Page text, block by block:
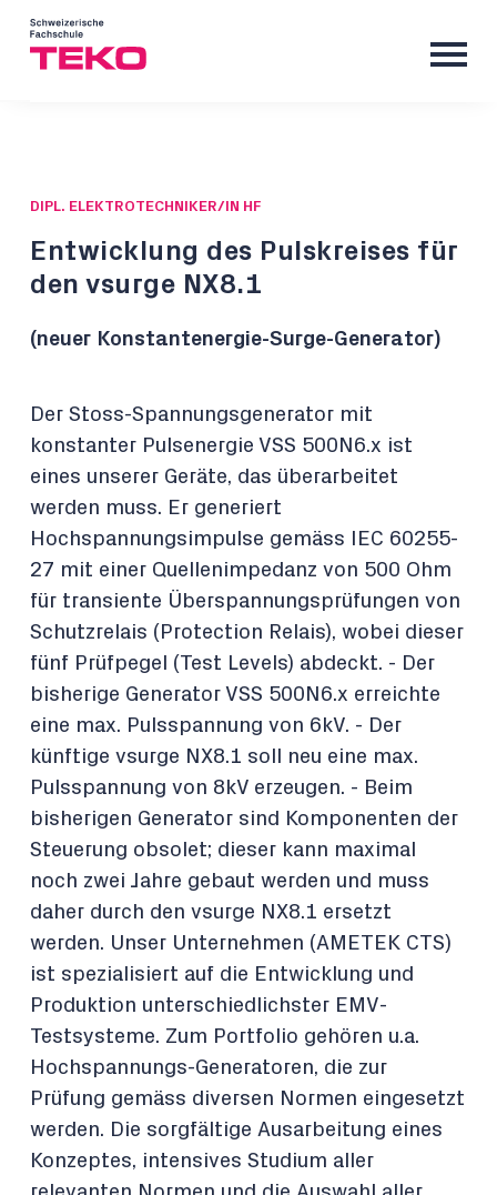
DIPL. ELEKTROTECHNIKER/IN HF
Entwicklung des Pulskreises für
den vsurge NX8.1
(neuer Konstantenergie-Surge-Generator)
Der Stoss-Spannungsgenerator mit
konstanter Pulsenergie VSS 500N6.x ist
eines unserer Geräte, das überarbeitet
werden muss. Er generiert
Hochspannungsimpulse gemäss IEC 60255-
27 mit einer Quellenimpedanz von 500 Ohm
für transiente Überspannungsprüfungen von
Schutzrelais (Protection Relais), wobei dieser
fünf Prüfpegel (Test Levels) abdeckt. - Der
bisherige Generator VSS 500N6.x erreichte
eine max. Pulsspannung von 6kV. - Der
künftige vsurge NX8.1 soll neu eine max.
Pulsspannung von 8kV erzeugen. - Beim
bisherigen Generator sind Komponenten der
Steuerung obsolet; dieser kann maximal
noch zwei Jahre gebaut werden und muss
daher durch den vsurge NX8.1 ersetzt
werden. Unser Unternehmen (AMETEK CTS)
ist spezialisiert auf die Entwicklung und
Produktion unterschiedlichster EMV-
Testsysteme. Zum Portfolio gehören u.a.
Hochspannungs-Generatoren, die zur
Prüfung gemäss diversen Normen eingesetzt
werden. Die sorgfältige Ausarbeitung eines
Konzeptes, intensives Studium aller